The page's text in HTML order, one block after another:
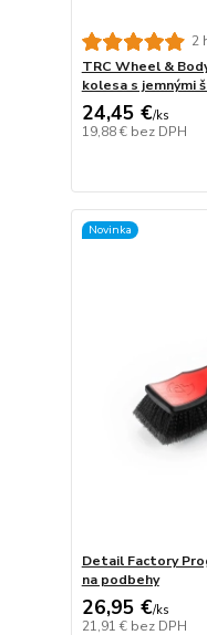
2
TRC Wheel &
kolesa s jemnými
24,45 €/ks
19,88 € bez DPH
Novinka
Detail Factory
na podbehy
26,95 €/ks
21,91 € bez DPH